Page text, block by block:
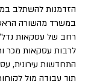
הזדמנות להשתלב
במשרד מהשורה
רחב של עסקאות
לרבות עסקאות מכר
התחדשות עירונית,
תוך עבודה מול